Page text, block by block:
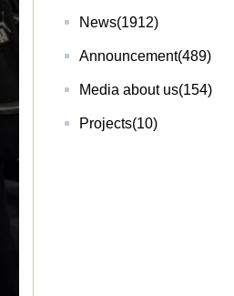
News(1912)
Announcement(489)
Media about us(154)
Projects(10)